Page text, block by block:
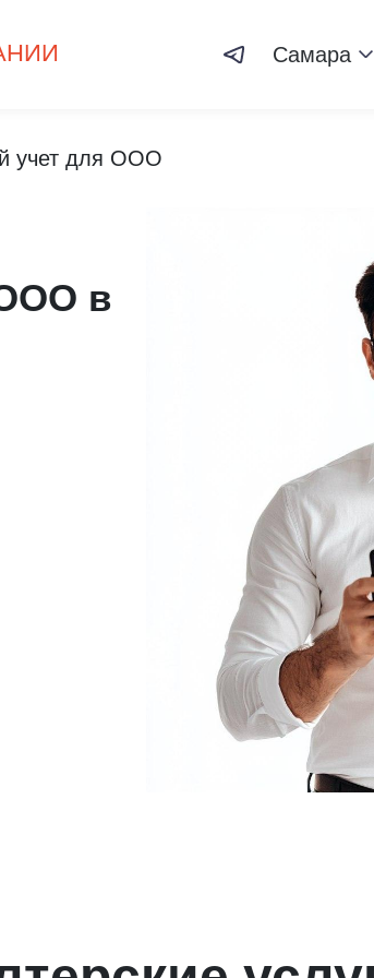
Самара
учет для ООО
ООО в